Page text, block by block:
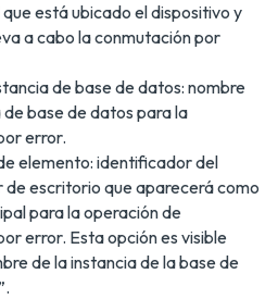
está ubicado el dispositivo y
a cabo la conmutación por
de base de datos: nombre
base de datos para la
error.
elemento: identificador del
de escritorio que aparecerá como
para la operación de
error. Esta opción es visible
de la instancia de la base de